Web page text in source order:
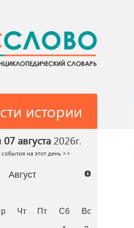
истории
07 августа 2026г.
на этот день >>
Август
Чт Пт Сб Вс